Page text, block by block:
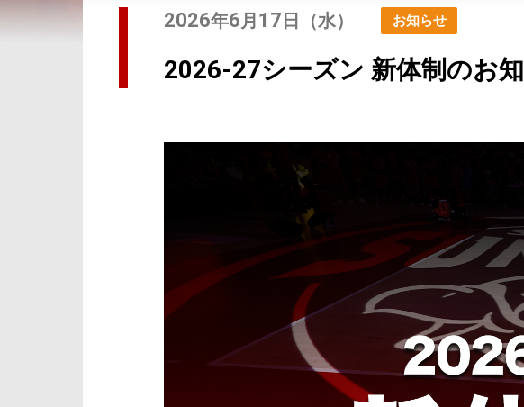
2026年6月 17 日（水）
2026-27シーズン 新体制のお